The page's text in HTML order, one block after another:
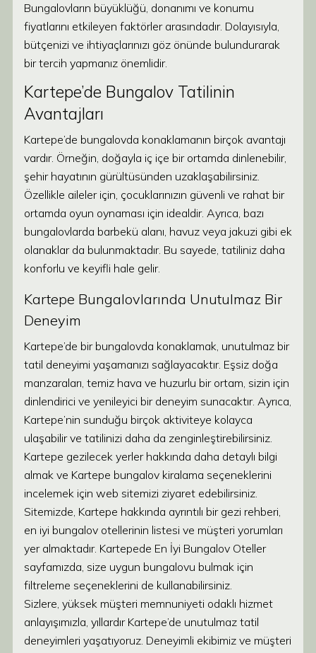
Bungalovların büyüklüğü, donanımı ve konumu
fiyatlarını etkileyen faktörler arasındadır. Dolayısıyla,
bütçenizi ve ihtiyaçlarınızı göz önünde bulundurarak
bir tercih yapmanız önemlidir.
Kartepe’de Bungalov Tatilinin
Avantajları
Kartepe’de bungalovda konaklamanın birçok avantajı
vardır. Örneğin, doğayla iç içe bir ortamda dinlenebilir,
şehir hayatının gürültüsünden uzaklaşabilirsiniz.
Özellikle aileler için, çocuklarınızın güvenli ve rahat bir
ortamda oyun oynaması için idealdir. Ayrıca, bazı
bungalovlarda barbekü alanı, havuz veya jakuzi gibi ek
olanaklar da bulunmaktadır. Bu sayede, tatiliniz daha
konforlu ve keyifli hale gelir.
Kartepe Bungalovlarında Unutulmaz Bir
Deneyim
Kartepe’de bir bungalovda konaklamak, unutulmaz bir
tatil deneyimi yaşamanızı sağlayacaktır. Eşsiz doğa
manzaraları, temiz hava ve huzurlu bir ortam, sizin için
dinlendirici ve yenileyici bir deneyim sunacaktır. Ayrıca,
Kartepe’nin sunduğu birçok aktiviteye kolayca
ulaşabilir ve tatilinizi daha da zenginleştirebilirsiniz.
Kartepe gezilecek yerler hakkında daha detaylı bilgi
almak ve Kartepe bungalov kiralama seçeneklerini
incelemek için web sitemizi ziyaret edebilirsiniz.
Sitemizde, Kartepe hakkında ayrıntılı bir gezi rehberi,
en iyi bungalov otellerinin listesi ve müşteri yorumları
yer almaktadır. Kartepede En İyi Bungalov Oteller
sayfamızda, size uygun bungalovu bulmak için
filtreleme seçeneklerini de kullanabilirsiniz.
Sizlere, yüksek müşteri memnuniyeti odaklı hizmet
anlayışımızla, yıllardır Kartepe’de unutulmaz tatil
deneyimleri yaşatıyoruz. Deneyimli ekibimiz ve müşteri